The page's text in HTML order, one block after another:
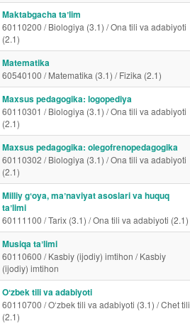
Maktabgacha taʼlim
60110200 / Biologiya (3.1) / Ona tili va adabiyoti
(2.1)
Matematika
60540100 / Matematika (3.1) / Fizika (2.1)
Maxsus pedagogika: logopediya
60110301 / Biologiya (3.1) / Ona tili va adabiyoti
(2.1)
Maxsus pedagogika: olegofrenopedagogika
60110302 / Biologiya (3.1) / Ona tili va adabiyoti
(2.1)
Milliy gʻoya, maʼnaviyat asoslari va huquq
taʼlimi
60111100 / Tarix (3.1) / Ona tili va adabiyoti (2.1)
Musiqa taʼlimi
60110600 / Kasbiy (ijodiy) imtihon / Kasbiy
(ijodiy) imtihon
Oʻzbek tili va adabiyoti
60110700 / O‘zbek tili va adabiyoti (3.1) / Chet tili
(2.1)